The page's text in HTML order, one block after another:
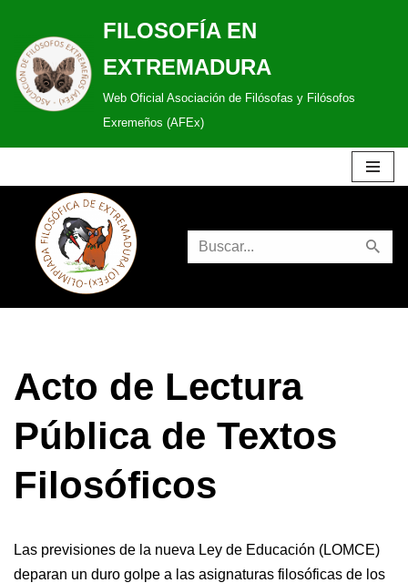
Saltar
al
contenido
FILOSOFÍA EN
EXTREMADURA
Web Oficial Asociación de Filósofas y Filósofos
Exremeños (AFEx)
Acto de Lectura
Pública de Textos
Filosóficos
Las previsiones de la nueva Ley de Educación (LOMCE)
deparan un duro golpe a las asignaturas filosóficas de los